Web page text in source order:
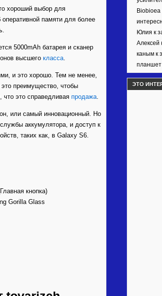
хороший выбор для
памяти для более
5000mAh батарея и сканер
высшего класса.
и это хорошо. Тем не менее,
преимущество, чтобы
это справедливая продажа.
или самый инновационный. Но
аккумулятора, и доступ к
таких как, в Galaxy S6.
кнопка)
Gorilla Glass
Biobioea
Юлия к
Алексей
каным к
планшет
ЭТО